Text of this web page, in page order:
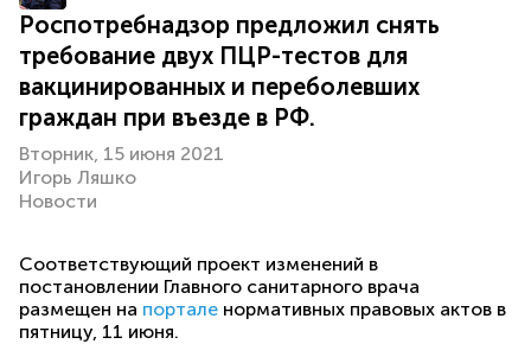
Роспотребнадзор предложил снять
требование двух ПЦР-тестов для
вакцинированных и переболевших
граждан при въезде в РФ.
Вторник, 15 июня 2021
Игорь Ляшко
Новости
Соответствующий проект изменений в
постановлении Главного санитарного врача
размещен на портале нормативных правовых актов в
пятницу, 11 июня.